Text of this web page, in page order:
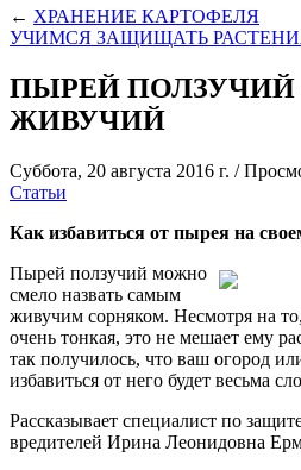
← ХРАНЕНИЕ КАРТОФЕЛЯ
УЧИМСЯ ЗАЩИЩАТЬ
ПЫРЕЙ
ЖИВУЧИЙ
Суббота, 20 августа 2016 г. /
Статьи
Как избавиться от пырея на
Пырей ползучий можно
смело назвать самым
живучим сорняком. Несмотря на
очень тонкая, это не мешает ему
так получилось, что ваш огород
избавиться от него будет весьма
Рассказывает специалист по
вредителей Ирина Леонидовна